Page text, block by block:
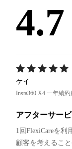
4.7
ケイ
Insta360 X4 一年續約
アフターサー
1回FlexiCareを利
顧客を考えるこ